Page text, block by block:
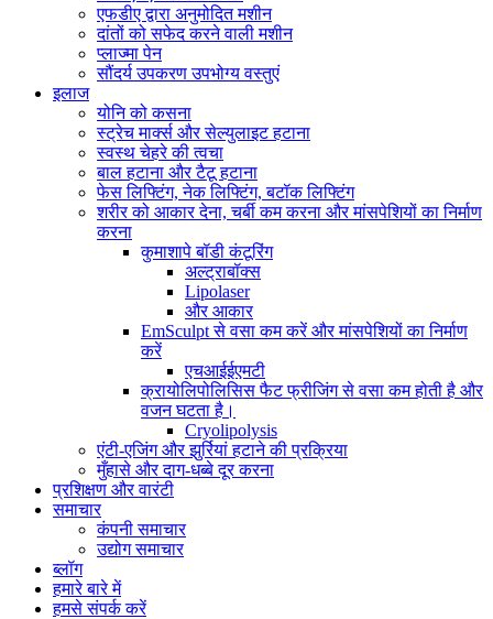
एफडीए द्वारा अनुमोदित मशीन
दांतों को सफेद करने वाली मशीन
प्लाज्मा पेन
सौंदर्य उपकरण उपभोग्य वस्तुएं
इलाज
योनि को कसना
स्ट्रेच मार्क्स और सेल्युलाइट हटाना
स्वस्थ चेहरे की त्वचा
बाल हटाना और टैटू हटाना
फेस लिफ्टिंग, नेक लिफ्टिंग, बटॉक लिफ्टिंग
शरीर को आकार देना, चर्बी कम करना और मांसपेशियों का निर्माण
करना
कुमाशापे बॉडी कंटूरिंग
अल्ट्राबॉक्स
Lipolaser
और आकार
EmSculpt से वसा कम करें और मांसपेशियों का निर्माण
करें
एचआईईएमटी
क्रायोलिपोलिसिस फैट फ्रीजिंग से वसा कम होती है और
वजन घटता है।
Cryolipolysis
एंटी-एजिंग और झुर्रियां हटाने की प्रक्रिया
मुँहासे और दाग-धब्बे दूर करना
प्रशिक्षण और वारंटी
समाचार
कंपनी समाचार
उद्योग समाचार
ब्लॉग
हमारे बारे में
हमसे संपर्क करें